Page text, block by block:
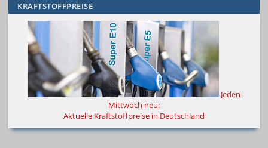
KRAFTSTOFFPREISE
Jeden
Mittwoch neu:
Aktuelle Kraftstoffpreise in Deutschland